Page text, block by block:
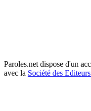
Paroles.net dispose d'un
avec la Société des